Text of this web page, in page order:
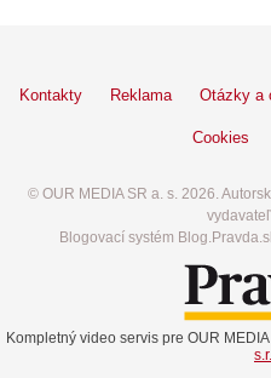
Kontakty Reklama Otázky a
Cookies
© OUR MEDIA SR a. s. 2026.
Blogovací systém
Kompletný video servis pre OUR